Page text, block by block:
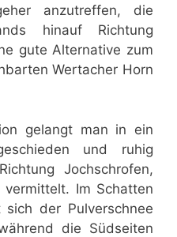
anzutreffen, die
hinauf Richtung
gute Alternative zum
Wertacher Horn
gelangt man in ein
und ruhig
Jochschrofen,
Im Schatten
der Pulverschnee
die Südseiten